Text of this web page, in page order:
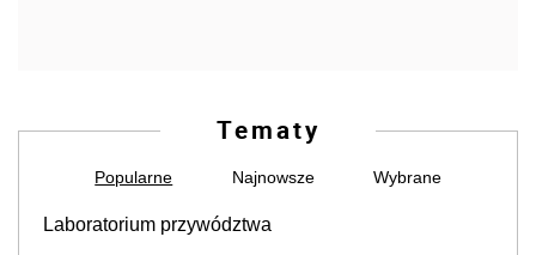
Tematy
Popularne Najnowsze Wybrane
Laboratorium przywództwa